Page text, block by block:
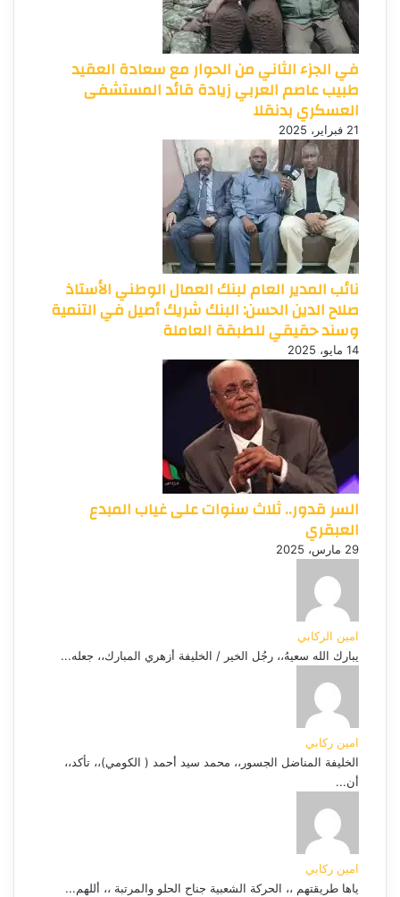
في الجزء الثاني من الحوار مع سعادة العقيد
طبيب عاصم العربي زيادة قائد المستشفى
العسكري بدنقلا
21 فبراير، 2025
نائب المدير العام لبنك العمال الوطني الأستاذ
صلاح الدين الحسن: البنك شريك أصيل في التنمية
وسند حقيقي للطبقة العاملة
14 مايو، 2025
السر قدور.. ثلاث سنوات على غياب المبدع
العبقري
29 مارس، 2025
امين الركابي
يبارك الله سعيهُ،، رجُل الخير / الخليفة أزهري المبارك،، جعله...
امين ركابي
الخليفة المناضل الجسور،، محمد سيد أحمد ( الكومي)،، تأكد،،
أن...
امين ركابي
ياها طريقتهم ،، الحركة الشعبية جناح الحلو والمرتبة ،، أللهم...